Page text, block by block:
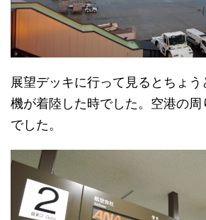
展望デッキに行って見るとちょ
機が着陸した時でした。空港の周
でした。